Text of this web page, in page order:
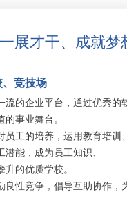
一展才干、成就
竞技场
流的企业平台，通过优秀
事业舞台。
员工的培养，运用教育培
潜能，成为员工知识、
的优质学校。
良性竞争，倡导互助协作